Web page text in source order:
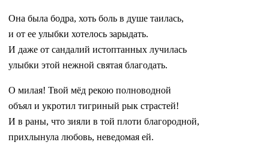
Она была бодра, хоть боль в душе таилась,
и от ее улыбки хотелось зарыдать.
И даже от сандалий истоптанных лучилась
улыбки этой нежной святая благодать.
О милая! Твой мёд рекою полноводной
объял и укротил тигриный рык страстей!
И в раны, что зияли в той плоти благородной,
прихлынула любовь, неведомая ей.